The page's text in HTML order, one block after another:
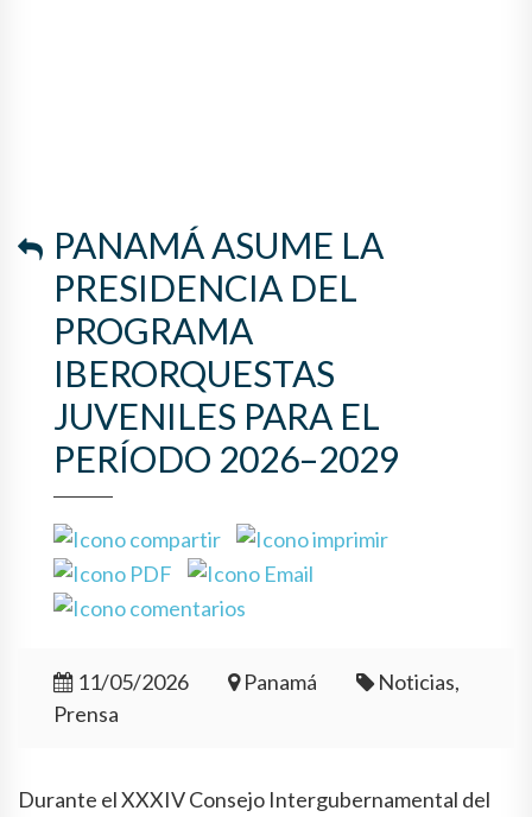
PANAMÁ ASUME LA
PRESIDENCIA DEL
PROGRAMA
IBERORQUESTAS
JUVENILES PARA EL
PERÍODO 2026–2029
11/05/2026 Panamá
Noticias,
Prensa
Durante el XXXIV Consejo Intergubernamental del